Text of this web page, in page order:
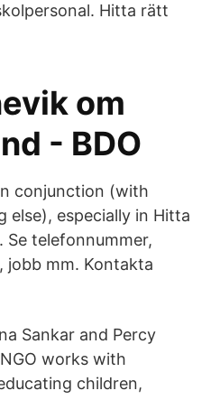
Hitta rätt
om
- BDO
conjunction (with
else), especially in Hitta
Se telefonnummer,
jobb mm. Kontakta
Sankar and Percy
works with
children,